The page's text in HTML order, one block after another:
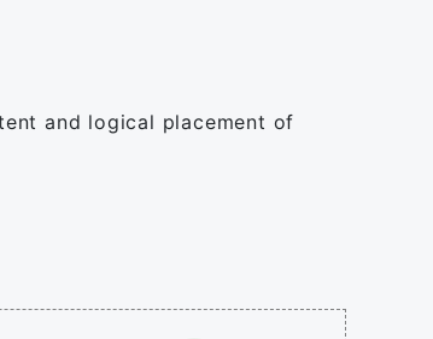
and logical placement of